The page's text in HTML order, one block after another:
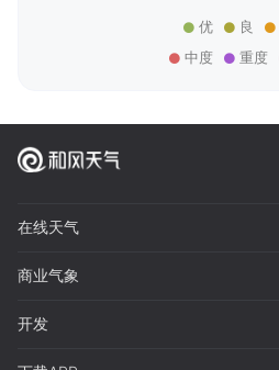
优 良
中度
重度
在线天气
商业气象
开发